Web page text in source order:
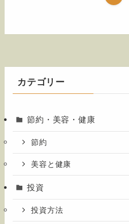
カテゴリー
節約・美容・健康
節約
美容と健康
投資
投資方法